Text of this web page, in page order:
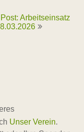
Arbeitseinsatz
Unser Verein.